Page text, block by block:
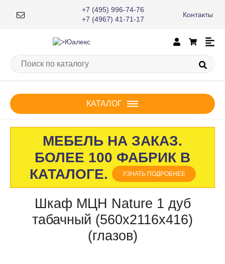
+7 (495) 996-74-76
+7 (4967) 41-71-17
Контакты
×
КАТАЛОГ
МЕБЕЛЬ НА ЗАКАЗ.
БОЛЕЕ 100 ФАБРИК В
КАТАЛОГЕ.
УЗНАТЬ ПОДРОБНЕЕ
Шкаф МЦН Nature 1 дуб
табачный (560х2116х416)
(глазов)